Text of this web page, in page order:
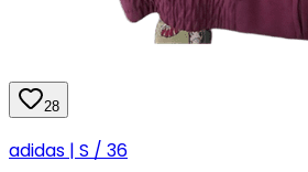
28
adidas | S / 36